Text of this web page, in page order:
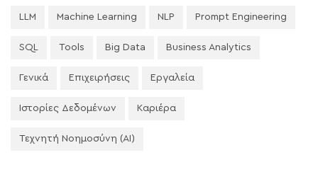
LLM Machine Learning NLP Prompt Engineering
SQL Tools Big Data Business Analytics
Γενικά Επιχειρήσεις Εργαλεία
Ιστορίες Δεδομένων Καριέρα
Τεχνητή Νοημοσύνη (AI)